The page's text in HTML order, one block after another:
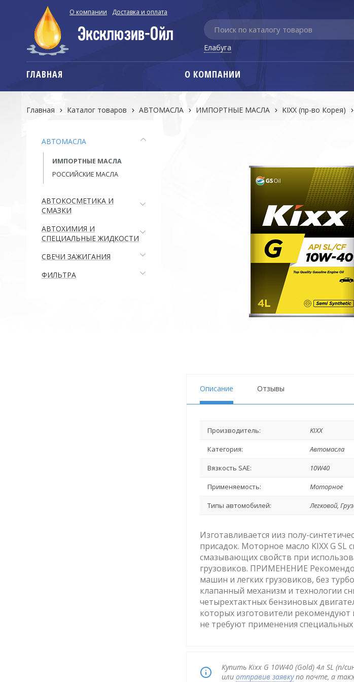
О компании Доставка и оплата
Елабуга
ГЛАВНАЯ О КОМПАНИИ
Главная Каталог товаров АВТОМАСЛА ИМПОРТНЫЕ МАСЛА KIXX (пр-во Корея)
АВТОМАСЛА
ИМПОРТНЫЕ МАСЛА
РОССИЙСКИЕ МАСЛА
АВТОКОСМЕТИКА И
СМАЗКИ
АВТОХИМИЯ И
СПЕЦИАЛЬНЫЕ ЖИДКОСТИ
СВЕЧИ ЗАЖИГАНИЯ
ФИЛЬТРА
Описание Отзывы
Производитель: KIXX
Категория: Автомасла
Вязкость SAE: 10W40
Применяемость: Моторное
Типы автомобилей: Легковой,
Изготавливается ииз полу-
присадок. Моторное масло KIXX G
смазывающих свойств при
грузовиков. ПРИМЕНЕНИЕ
машин и легких грузовиков, без
клапанный механизм и технологии
четырехтактных бензиновых
которых изготовители
не требуют применения специальных
Купить Kixx G 10W40 (Gold) 4л SL (п/
или отправив заявкупо почте, а